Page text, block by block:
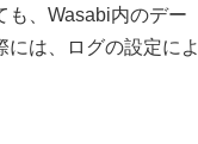
も、Wasabi内のデー
は、ログの設定によ